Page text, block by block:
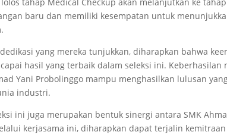
baru dan memiliki kesempatan untuk
yang mereka tunjukkan, diharapkan bahwa
hasil yang terbaik dalam seleksi ini.
Yani Probolinggo mampu menghasilkan lulusan
industri.
ini juga merupakan bentuk sinergi antara SMK
kerjasama ini, diharapkan dapat terjalin